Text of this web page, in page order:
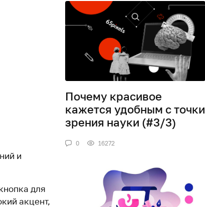
и
для
акцент,
Почему красивое
кажется удобным с точки
зрения науки (#3/3)
0 16272